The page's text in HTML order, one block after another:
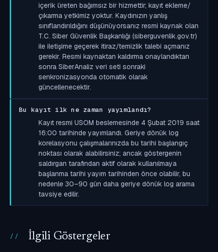
içerik üreten bağımsız bir hizmettir; kayıt ekleme/
çıkarma yetkimiz yoktur. Kaydınızın yanlış
sınıflandırıldığını düşünüyorsanız resmi kaynak olan
T.C. Siber Güvenlik Başkanlığı (siberguvenlik.gov.tr)
ile iletişime geçerek itiraz/temizlik talebi açmanız
gerekir. Resmi kaynaktan kaldırma onaylandıktan
sonra SiberAnaliz veri seti sonraki
senkronizasyonda otomatik olarak
güncellenecektir.
Bu kayıt ilk ne zaman yayımlandı?
Kayıt resmi USOM beslemesinde 4 Şubat 2019 saat
16:00 tarihinde yayımlandı. Geriye dönük log
korelasyonu çalışmalarınızda bu tarihi başlangıç
noktası olarak alabilirsiniz; ancak göstergenin
saldırgan tarafından aktif olarak kullanılmaya
başlanma tarihi yayım tarihinden önce olabilir, bu
nedenle 30–90 gün daha geriye dönük log arama
tavsiye edilir.
İlgili Göstergeler